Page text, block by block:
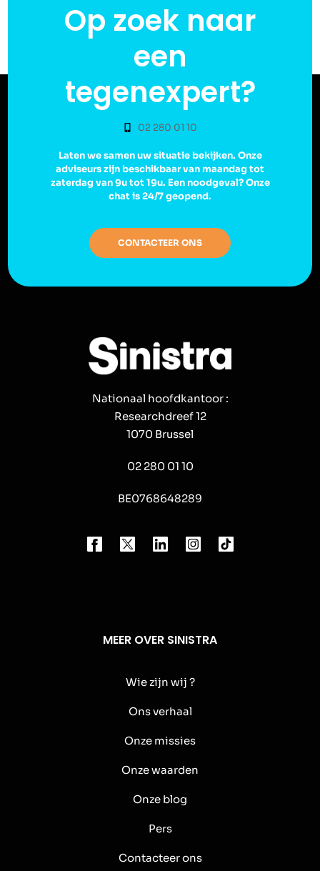
Op zoek naar
een
tegenexpert?
02 280 01 10
Laten we samen uw situatie bekijken. Onze
adviseurs zijn beschikbaar van maandag tot
zaterdag van 9u tot 19u. Een noodgeval? Onze
chat is 24/7 geopend.
CONTACTEER ONS
Nationaal hoofdkantoor :
Researchdreef 12
1070 Brussel
02 280 01 10
BE0768648289
MEER OVER SINISTRA
Wie zijn wij ?
Ons verhaal
Onze missies
Onze waarden
Onze blog
Pers
Contacteer ons